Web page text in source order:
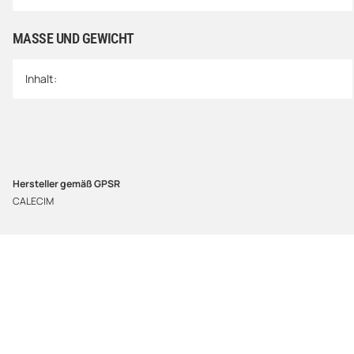
MASSE UND GEWICHT
Inhalt:
Hersteller gemäß GPSR
CALECIM